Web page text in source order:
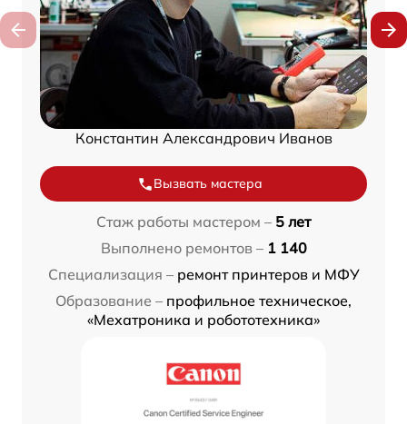
Константин Александрович Иванов
Вызвать мастера
Стаж работы мастером – 5 лет
Выполнено ремонтов – 1 140
Специализация – ремонт принтеров и МФУ
Образование – профильное техническое,
«Мехатроника и робототехника»